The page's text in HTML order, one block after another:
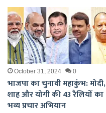
October 31, 2024 0
भाजपा का चुनावी महाकुंभ: मोदी,
शाह और योगी की 43 रैलियों का
भव्य प्रचार अभियान